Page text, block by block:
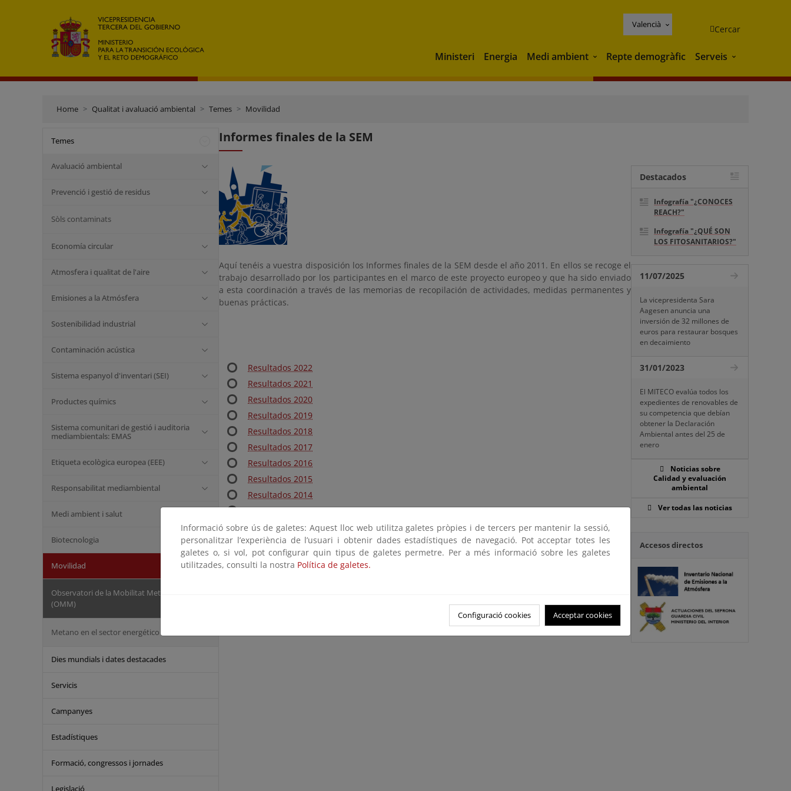
Valencià Cercar
Ministeri Energia Medi ambient Medi ambient
Repte demogràfic Serveis Serveis
Home Qualitat i avaluació ambiental Temes Movilidad
Temes
Avaluació ambiental
Prevenció i gestió de residus
Sòls contaminats
Economía circular
Atmosfera i qualitat de l'aire
Emisiones a la Atmósfera
Sostenibilidad industrial
Contaminación acústica
Sistema espanyol d'inventari (SEI)
Productes químics
Sistema comunitari de gestió i auditoria
mediambientals: EMAS
Etiqueta ecològica europea (EEE)
Responsabilitat mediambiental
Medi ambient i salut
Biotecnologia
Movilidad
Observatori de la Mobilitat Metropolitana
(OMM)
Metano en el sector energético
Dies mundials i dates destacades
Servicis
Campanyes
Estadístiques
Formació, congressos i jornades
Legislació
Informes finales de la SEM
Aquí tenéis a vuestra disposición los Informes finales de la SEM desde el año 2011. En ellos se recoge el
trabajo desarrollado por los participantes en el marco de este proyecto europeo y que ha sido enviado
a esta coordinación a través de las memorias de recopilación de actividades, medidas permanentes y
buenas prácticas.
Resultados 2022
Resultados 2021
Resultados 2020
Resultados 2019
Resultados 2018
Resultados 2017
Resultados 2016
Resultados 2015
Resultados 2014
Resultados 2012
Resultados 2011
Destacados
Infografía "¿CONOCES
REACH?"
Infografía "¿QUÉ SON
LOS FITOSANITARIOS?"
11/07/2025
La vicepresidenta Sara
Aagesen anuncia una
inversión de 32 millones de
euros para restaurar bosques
en decaimiento
31/01/2023
El MITECO evalúa todos los
expedientes de renovables de
su competencia que debían
obtener la Declaración
Ambiental antes del 25 de
enero
Noticias sobre
Calidad y evaluación
ambiental
Ver todas las noticias
Accesos directos
Informació sobre ús de galetes: Aquest lloc web utilitza galetes pròpies i de tercers per mantenir la sessió,
personalitzar l’experiència de l’usuari i obtenir dades estadístiques de navegació. Pot acceptar totes les
galetes o, si vol, pot configurar quin tipus de galetes permetre. Per a més informació sobre les galetes
utilitzades, consulti la nostra Política de galetes.
Configuració cookies Acceptar cookies